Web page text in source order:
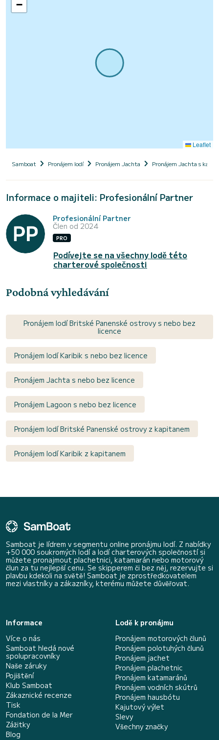
−
Leaflet
Samboat Pronájem lodí Pronájem Jachta Pronájem Jachta s
Informace o majiteli: Profesionální Partner
Profesionální Partner
Člen od 2024
PRO
Podívejte se na všechny lodě této
charterové společnosti
Podobná vyhledávání
Pronájem lodí Britské Panenské ostrovy s nebo bez
licence
Pronájem lodí Karibik s nebo bez licence
Pronájem Jachta s nebo bez licence
Pronájem Lagoon s nebo bez licence
Pronájem lodí Britské Panenské ostrovy z kapitanem
Pronájem lodí Karibik z kapitanem
Samboat je lídrem v segmentu online pronájmu lodí. Z nabídky
+50 000 soukromých lodí a lodí charterových společností si
můžete pronajmout plachetnici, katamarán nebo motorový
člun za tu nejlepší cenu. Se skipperem či bez něj, rezervujte si
plavbu kdekoli na světě! Samboat je zprostředkovatelem
mezi vlastníky a zákazníky, kterému můžete důvěřovat.
Informace
Více o nás
Samboat hledá nové
spolupracovníky
Naše záruky
Pojištění
Klub Samboat
Zákaznické recenze
Tisk
Fondation de la Mer
Zážitky
Blog
Lodě k pronájmu
Pronájem motorových člunů
Pronájem polotuhých člunů
Pronájem jachet
Pronájem plachetnic
Pronájem katamaránů
Pronájem vodních skútrů
Pronájem hausbótu
Kajutový výlet
Slevy
Všechny značky